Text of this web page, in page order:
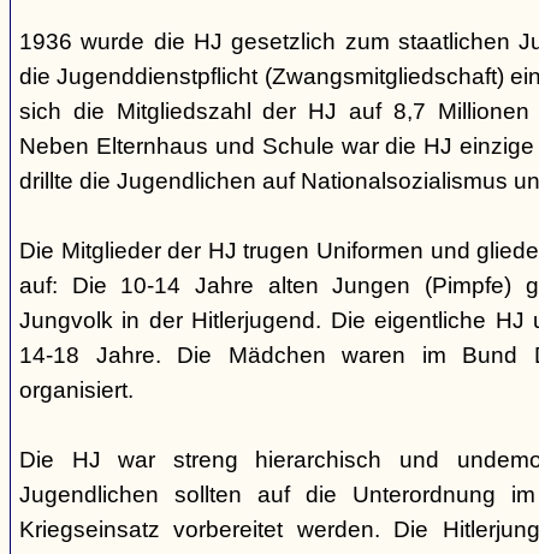
1936 wurde die HJ gesetzlich zum staatlichen
die Jugenddienstpflicht (Zwangsmitgliedschaft)
sich die Mitgliedszahl der HJ auf 8,7 Millionen
Neben Elternhaus und Schule war die HJ
drillte die Jugendlichen auf Nationalsozialismus
Die Mitglieder der HJ trugen Uniformen und
auf: Die 10-14 Jahre alten Jungen (Pimpfe)
Jungvolk in der Hitlerjugend. Die eigentliche HJ
14-18 Jahre. Die Mädchen waren im Bund
organisiert.
Die HJ war streng hierarchisch und
Jugendlichen sollten auf die Unterordnung
Kriegseinsatz vorbereitet werden. Die